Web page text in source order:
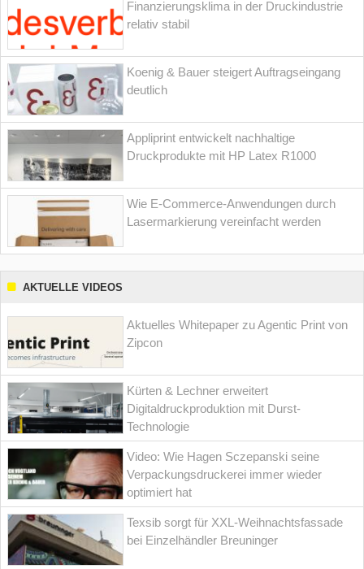
Finanzierungsklima in der Druckindustrie
relativ stabil
Koenig & Bauer steigert Auftragseingang
deutlich
Appliprint entwickelt nachhaltige
Druckprodukte mit HP Latex R1000
Wie E-Commerce-Anwendungen durch
Lasermarkierung vereinfacht werden
AKTUELLE VIDEOS
Aktuelles Whitepaper zu Agentic Print von
Zipcon
Kürten & Lechner erweitert
Digitaldruckproduktion mit Durst-
Technologie
Video: Wie Hagen Sczepanski seine
Verpackungsdruckerei immer wieder
optimiert hat
Texsib sorgt für XXL-Weihnachtsfassade
bei Einzelhändler Breuninger